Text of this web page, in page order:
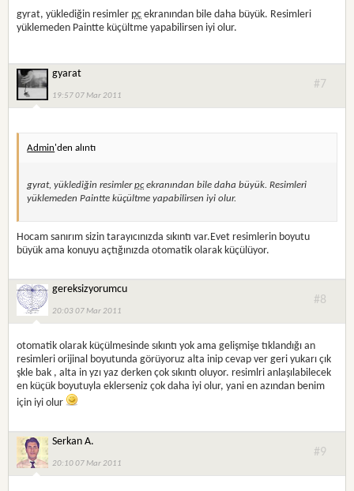
gyrat, yüklediğin resimler pc ekranından bile daha büyük. Resimleri
yüklemeden Paintte küçültme yapabilirsen iyi olur.
gyarat
19:57 07 Mar 2011
#7
Admin'den alıntı
gyrat, yüklediğin resimlerpc ekranından bile daha büyük. Resimleri
yüklemeden Paintte küçültme yapabilirsen iyi olur.
Hocam sanırım sizin tarayıcınızda sıkıntı var.Evet resimlerin boyutu
büyük ama konuyu açtığınızda otomatik olarak küçülüyor.
gereksizyorumcu
20:03 07 Mar 2011
#8
otomatik olarak küçülmesinde sıkıntı yok ama gelişmişe tıklandığı an
resimleri orijinal boyutunda görüyoruz alta inip cevap ver geri yukarı çık
şkle bak , alta in yzı yaz derken çok sıkıntı oluyor. resimlri anlaşılabilecek
en küçük boyutuyla eklerseniz çok daha iyi olur, yani en azından benim
için iyi olur
Serkan A.
20:10 07 Mar 2011
#9